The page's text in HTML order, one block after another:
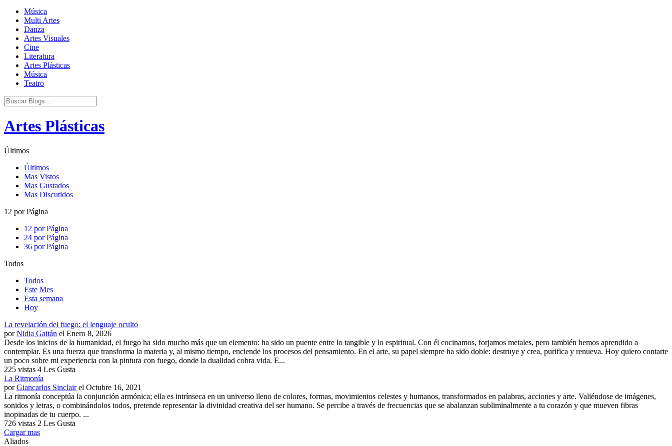
Música
Multi Artes
Danza
Artes Visuales
Cine
Literatura
Artes Plásticas
Música
Teatro
Artes Plásticas
Últimos
Últimos
Mas Vistos
Mas Gustados
Mas Discutidos
12 por Página
12 por Página
24 por Página
36 por Página
Todos
Todos
Este Mes
Esta semana
Hoy
La revelación del fuego: el lenguaje oculto
porNidia Gaitán el Enero 8, 2026
Desde los inicios de la humanidad, el fuego ha sido mucho más que un elemento: ha sido un puente entre lo tangible y lo espiritual. Con él cocinamos, forjamos metales, pero también hemos aprendido a
contemplar. Es una fuerza que transforma la materia y, al mismo tiempo, enciende los procesos del pensamiento. En el arte, su papel siempre ha sido doble: destruye y crea, purifica y renueva. Hoy quiero contarte
un poco sobre mi experiencia con la pintura con fuego, donde la dualidad cobra vida. E...
225 vistas 4 Les Gusta
La Ritmonía
porGiancarlos Sinclair el Octubre 16, 2021
La ritmonía conceptúa la conjunción armónica; ella es intrínseca en un universo lleno de colores, formas, movimientos celestes y humanos, transformados en palabras, acciones y arte. Valiéndose de imágenes,
sonidos y letras, o combinándolos todos, pretende representar la divinidad creativa del ser humano. Se percibe a través de frecuencias que se abalanzan subliminalmente a tu corazón y que mueven fibras
inopinadas de tu cuerpo. ...
726 vistas 2 Les Gusta
Cargar mas
Aliados